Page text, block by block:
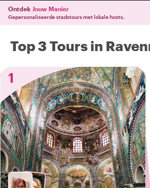
Ontdek Jouw Manier
Gepersonaliseerde stadstours met lokale hosts.
Top 3 Tours in
1